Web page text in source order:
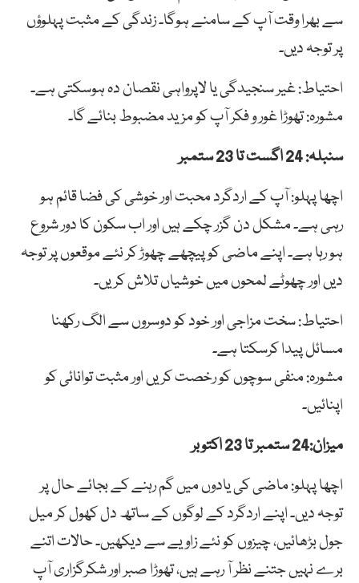
سے بھرا وقت آپ کے سامنے ہوگا۔ زندگی کے مثبت پہلوؤں
پر توجہ دیں۔
احتیاط: غیر سنجیدگی یا لاپرواہی نقصان دہ ہوسکتی ہے۔
مشورہ: تھوڑا غور و فکر آپ کو مزید مضبوط بنائے گا۔
سنبلہ: 24 اگست تا 23 ستمبر
اچھا پہلو: آپ کے اردگرد محبت اور خوشی کی فضا قائم ہو
رہی ہے۔ مشکل دن گزر چکے ہیں اور اب سکون کا دور شروع
ہو رہا ہے۔ اپنے ماضی کو پیچھے چھوڑ کر نئے موقعوں پر توجہ
دیں اور چھوٹے لمحوں میں خوشیاں تلاش کریں۔
احتیاط: سخت مزاجی اور خود کو دوسروں سے الگ رکھنا
مسائل پیدا کرسکتا ہے۔
مشورہ: منفی سوچوں کو رخصت کریں اور مثبت توانائی کو
اپنائیں۔
میزان:24 ستمبر تا 23 اکتوبر
اچھا پہلو: ماضی کی یادوں میں گم رہنے کے بجائے حال پر
توجہ دیں۔ اپنے اردگرد کے لوگوں کے ساتھ دل کھول کر میل
جول بڑھائیں، چیزوں کو نئے زاویے سے دیکھیں۔ حالات اتنے
برے نہیں جتنے نظر آ رہے ہیں، تھوڑا صبر اور شکرگزاری آپ